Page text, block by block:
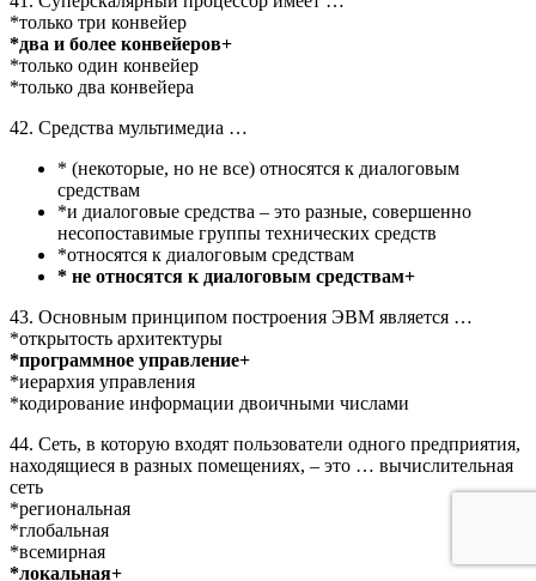
*только три конвейер
*два и более конвейеров+
*только один конвейер
*только два конвейера
42. Средства мультимедиа …
* (некоторые, но не все) относятся к диалоговым
средствам
*и диалоговые средства – это разные, совершенно
несопоставимые группы технических средств
*относятся к диалоговым средствам
* не относятся к диалоговым средствам+
43. Основным принципом построения ЭВМ является …
*открытость архитектуры
*программное управление+
*иерархия управления
*кодирование информации двоичными числами
44. Сеть, в которую входят пользователи одного предприятия,
находящиеся в разных помещениях, – это … вычислительная
сеть
*региональная
*глобальная
*всемирная
*локальная+